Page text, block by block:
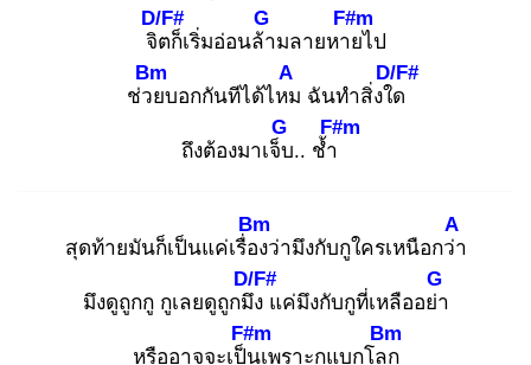
จิต
D/F#
ก็เริ่มอ่อนล้า
G
มลายหาย
F#m
ไป
ช่วย
Bm
บอกกันทีได้ไหม
A
ฉันทำสิ่งใด
D/F#
ถึงต้องมาเจ็บ
G
.. ช้ำ
F#m
สุดท้ายมันก็เป็นแค่เรื่อง
Bm
ว่ามึงกับกูใครเหนือกว่า
A
มึงดูถูกกู กูเลยดูถูกมึง
D/F#
แค่มึงกับกูที่เหลืออย่า
G
หรืออาจจะเป็น
F#m
เพราะกูแบกโลก
Bm